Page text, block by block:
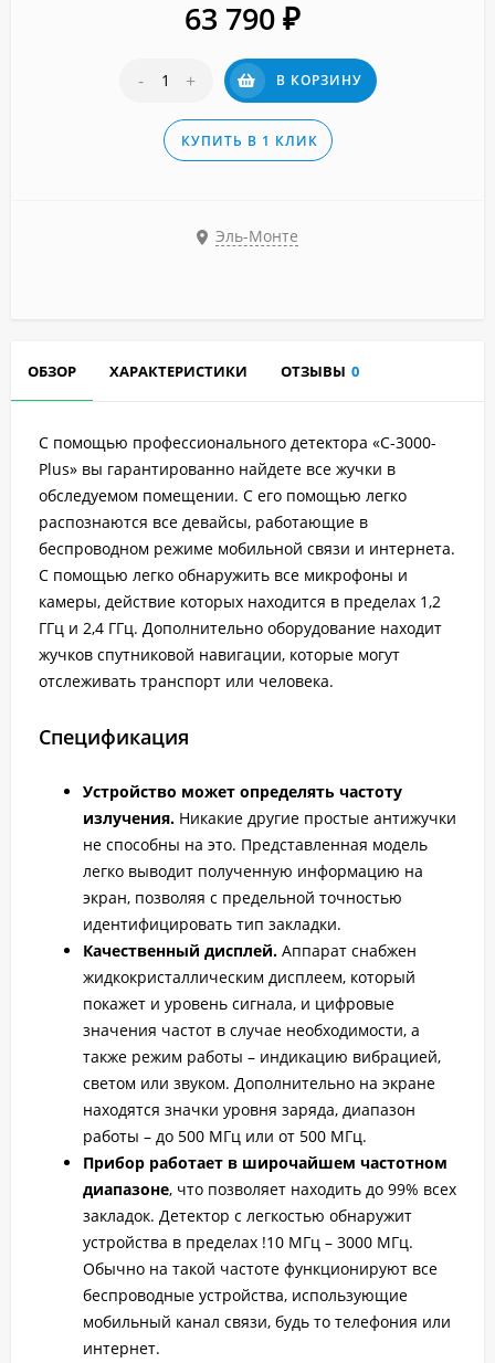
63 790 ₽
- + В КОРЗИНУ
КУПИТЬ В 1 КЛИК
Эль-Монте
ОБЗОР ХАРАКТЕРИСТИКИ ОТЗЫВЫ 0
С помощью профессионального детектора «C-3000-
Plus» вы гарантированно найдете все жучки в
обследуемом помещении. С его помощью легко
распознаются все девайсы, работающие в
беспроводном режиме мобильной связи и интернета.
С помощью легко обнаружить все микрофоны и
камеры, действие которых находится в пределах 1,2
ГГц и 2,4 ГГц. Дополнительно оборудование находит
жучков спутниковой навигации, которые могут
отслеживать транспорт или человека.
Спецификация
Устройство может определять частоту
излучения. Никакие другие простые антижучки
не способны на это. Представленная модель
легко выводит полученную информацию на
экран, позволяя с предельной точностью
идентифицировать тип закладки.
Качественный дисплей. Аппарат снабжен
жидкокристаллическим дисплеем, который
покажет и уровень сигнала, и цифровые
значения частот в случае необходимости, а
также режим работы – индикацию вибрацией,
светом или звуком. Дополнительно на экране
находятся значки уровня заряда, диапазон
работы – до 500 МГц или от 500 МГц.
Прибор работает в широчайшем частотном
диапазоне, что позволяет находить до 99% всех
закладок. Детектор с легкостью обнаружит
устройства в пределах !10 МГц – 3000 МГц.
Обычно на такой частоте функционируют все
беспроводные устройства, использующие
мобильный канал связи, будь то телефония или
интернет.